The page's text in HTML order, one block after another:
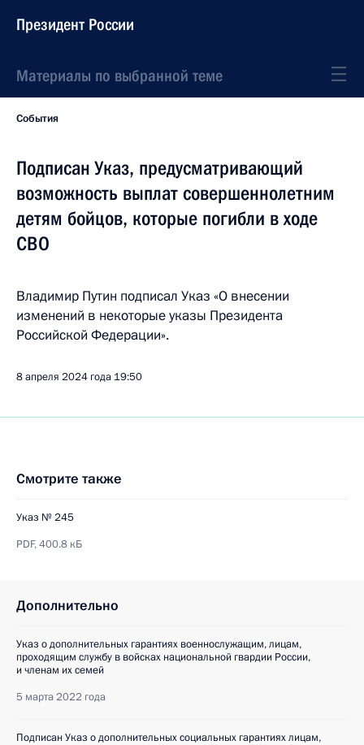
Президент России
Материалы по выбранной теме
События
Подписан Указ, предусматривающий
возможность выплат совершеннолетним
детям бойцов, которые погибли в ходе
СВО
Владимир Путин подписал Указ «О внесении
изменений в некоторые указы Президента
Российской Федерации».
8 апреля 2024 года 19:50
Смотрите также
Указ № 245
PDF,400.8 кБ
Дополнительно
Указ о дополнительных гарантиях военнослужащим, лицам,
проходящим службу в войсках национальной гвардии России,
и членам их семей
5 марта 2022 года
Подписан Указ о дополнительных социальных гарантиях лицам,